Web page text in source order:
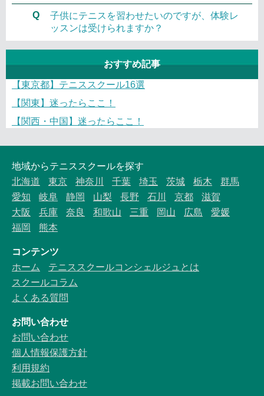
Q
子供にテニスを習わせたいのですが、体験レ
ッスンは受けられますか？
おすすめ記事
【東京都】テニススクール16選
【関東】迷ったらここ！
【関西・中国】迷ったらここ！
地域からテニススクールを探す
北海道
東京 神奈川 千葉 埼玉 茨城 栃木
群馬
愛知
岐阜 静岡 山梨 長野 石川 京都
滋賀
大阪
兵庫 奈良 和歌山 三重 岡山 広島
愛媛
福岡
熊本
コンテンツ
ホーム
テニススクールコンシェルジュとは
スクールコラム
よくある質問
お問い合わせ
お問い合わせ
個人情報保護方針
利用規約
掲載お問い合わせ